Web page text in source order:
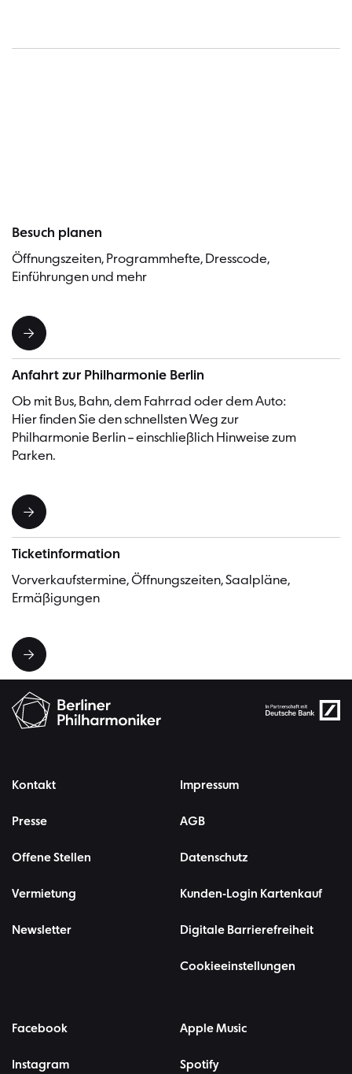
Besuch planen
Öffnungszeiten, Programmhefte, Dresscode,
Einführungen und mehr
Anfahrt zur Philharmonie Berlin
Ob mit Bus, Bahn, dem Fahrrad oder dem Auto:
Hier finden Sie den schnellsten Weg zur
Philharmonie Berlin – einschließlich Hinweise zum
Parken.
Ticketinformation
Vorverkaufstermine, Öffnungszeiten, Saalpläne,
Ermäßigungen
Kontakt
Presse
Offene Stellen
Vermietung
Newsletter
Impressum
AGB
Datenschutz
Kunden-Login Kartenkauf
Digitale Barrierefreiheit
Cookieeinstellungen
Facebook
Instagram
Apple Music
Spotify